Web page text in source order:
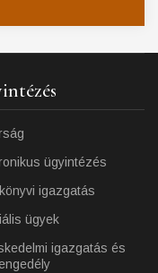
ügyintézés
igazgatás
ügyek
igazgatás és